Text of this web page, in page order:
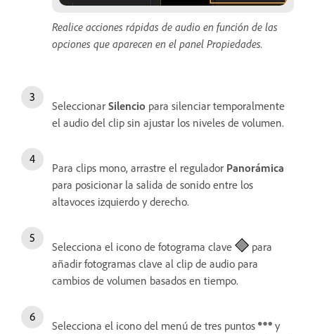
Realice acciones rápidas de audio en función de las
opciones que aparecen en el panel Propiedades.
Seleccionar Silencio para silenciar temporalmente
el audio del clip sin ajustar los niveles de volumen.
Para clips mono, arrastre el regulador Panorámica
para posicionar la salida de sonido entre los
altavoces izquierdo y derecho.
Selecciona el icono de fotograma clave
para
añadir fotogramas clave al clip de audio para
cambios de volumen basados en tiempo.
Selecciona el icono del menú de tres puntos
y